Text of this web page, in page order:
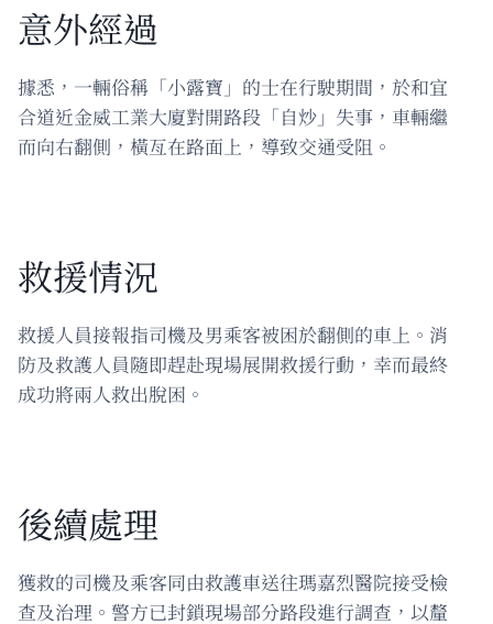
意外經過
據悉，一輛俗稱「小露寶」的士在行駛期間，於和宜
合道近金威工業大廈對開路段「自炒」失事，車輛繼
而向右翻側，橫亙在路面上，導致交通受阻。
救援情況
救援人員接報指司機及男乘客被困於翻側的車上。消
防及救護人員隨即趕赴現場展開救援行動，幸而最終
成功將兩人救出脫困。
後續處理
獲救的司機及乘客同由救護車送往瑪嘉烈醫院接受檢
查及治理。警方已封鎖現場部分路段進行調查，以釐